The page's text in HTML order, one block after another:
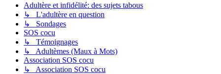
Adultère et infidélité: des sujets tabous
↳ L'adultère en question
↳ Sondages
SOS cocu
↳ Témoignages
↳ Adultèmes (Maux à Mots)
Association SOS cocu
↳ Association SOS cocu